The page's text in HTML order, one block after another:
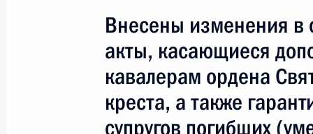
Встреча с Уполномоченным по
Львовой-Беловой
31 мая 2024 года, 15:35
Внесены изменения в
акты, касающиеся
кавалерам ордена
креста, а также
супругов погибших